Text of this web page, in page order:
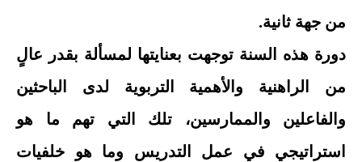
من جهة ثانية.
دورة هذه السنة توجهت بعنايتها لمسألة بقدر عالٍ
من الراهنية والأهمية التربوية لدى الباحثين
والفاعلين والممارسين، تلك التي تهم ما هو
استراتيجي في عمل التدريس وما هو خلفيات